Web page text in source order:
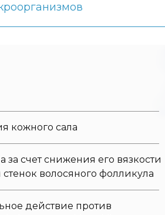
действие против
за счет снижения его вязкости
волосяного фолликула
кожного сала